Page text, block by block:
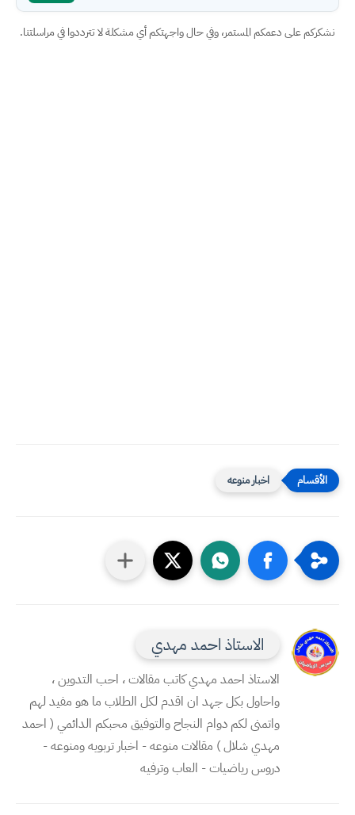
نشكركم على دعمكم المستمر، وفي حال واجهتكم أي مشكلة لا تترددوا في مراسلتنا.
اخبار منوعه
الاستاذ احمد مهدي
الاستاذ احمد مهدي كاتب مقالات ، احب التدوين ،
واحاول بكل جهد ان اقدم لكل الطلاب ما هو مفيد لهم
واتمنى لكم دوام النجاح والتوفيق محبكم الدائمي ( احمد
مهدي شلال ) مقالات منوعه - اخبار تربويه ومنوعه -
دروس رياضيات - العاب وترفيه